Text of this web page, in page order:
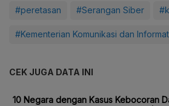
#peretasan #Serangan Siber
#Kementerian Komunikasi dan
CEK JUGA DATA INI